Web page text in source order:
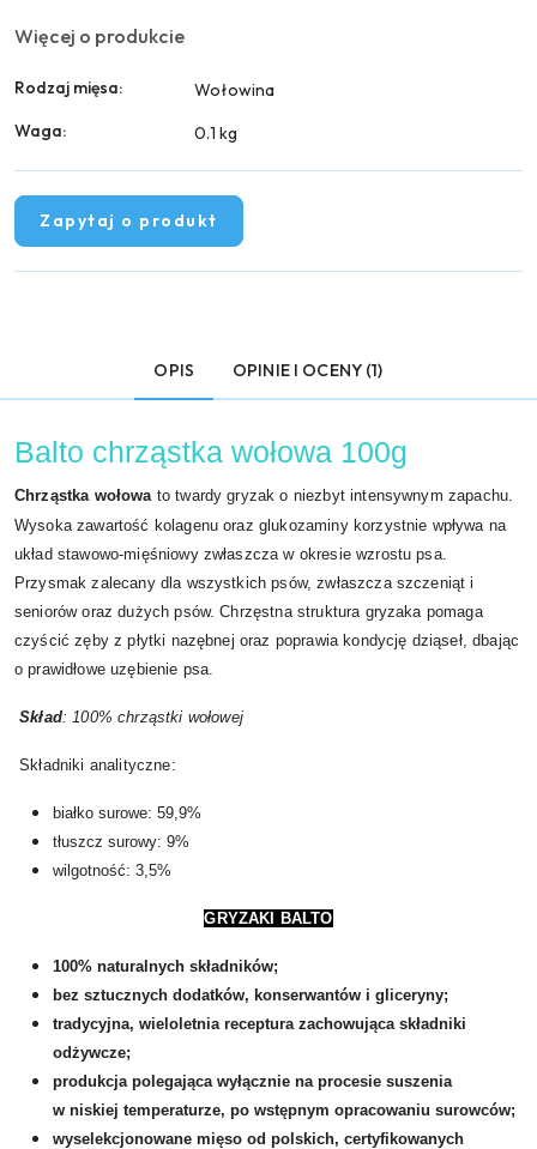
Więcej o produkcie
Rodzaj mięsa:
Wołowina
Waga:
0.1 kg
Zapytaj o produkt
OPIS OPINIE I OCENY (1)
Balto chrząstka wołowa 100g
Chrząstka wołowa to twardy gryzak o niezbyt intensywnym zapachu.
Wysoka zawartość kolagenu oraz glukozaminy korzystnie wpływa na
układ stawowo-mięśniowy zwłaszcza w okresie wzrostu psa.
Przysmak zalecany dla wszystkich psów, zwłaszcza szczeniąt i
seniorów oraz dużych psów. Chrzęstna struktura gryzaka pomaga
czyścić zęby z płytki nazębnej oraz poprawia kondycję dziąseł, dbając
o prawidłowe uzębienie psa.
Skład: 100% chrząstki wołowej
Składniki analityczne:
białko surowe: 59,9%
tłuszcz surowy: 9%
wilgotność: 3,5%
GRYZAKI BALTO
100% naturalnych składników;
bez sztucznych dodatków, konserwantów i gliceryny;
tradycyjna, wieloletnia receptura zachowująca składniki
odżywcze;
produkcja polegająca wyłącznie na procesie suszenia
w niskiej temperaturze, po wstępnym opracowaniu surowców;
wyselekcjonowane mięso od polskich, certyfikowanych